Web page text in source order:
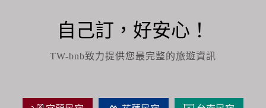
自己訂，好安心！
TW-bnb致力提供您最完整的旅遊資訊